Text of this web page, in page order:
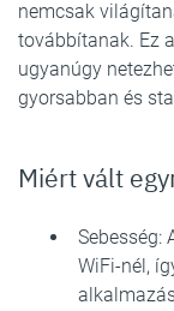
nemcsak
továbbítanak. Ez
ugyanúgy
gyorsabban és
Miért vált
Sebesség:
WiFi-nél,